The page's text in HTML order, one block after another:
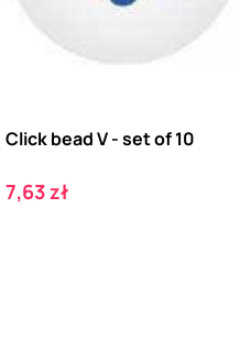
Click bead V - set of 10
Cena
7,63 zł